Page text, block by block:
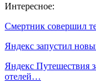
Интересное:
Смертник совершил
Яндекс запустил
Яндекс Путешествия
отелей…